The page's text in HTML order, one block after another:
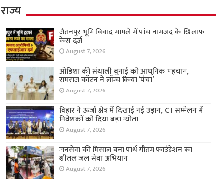
राज्य
जैतनपुर भूमि विवाद मामले में पांच नामजद के खिलाफ
केस दर्ज
August 7, 2026
ओडिशा की संथाली बुनाई को आधुनिक पहचान,
रामराज कॉटन ने लॉन्च किया ‘पंचा’
August 7, 2026
बिहार ने ऊर्जा क्षेत्र में दिखाई नई उड़ान, CII सम्मेलन में
निवेशकों को दिया बड़ा न्योता
August 7, 2026
जनसेवा की मिसाल बना पार्थ गौतम फाउंडेशन का
शीतल जल सेवा अभियान
August 7, 2026